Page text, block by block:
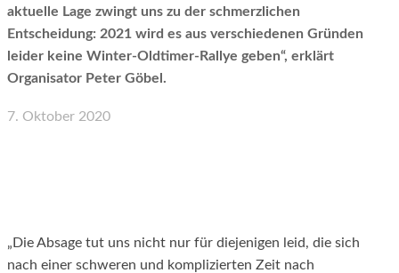
aktuelle Lage zwingt uns zu der schmerzlichen
Entscheidung: 2021 wird es aus verschiedenen Gründen
leider keine Winter-Oldtimer-Rallye geben“, erklärt
Organisator Peter Göbel.
7. Oktober 2020
„Die Absage tut uns nicht nur für diejenigen leid, die sich
nach einer schweren und komplizierten Zeit nach